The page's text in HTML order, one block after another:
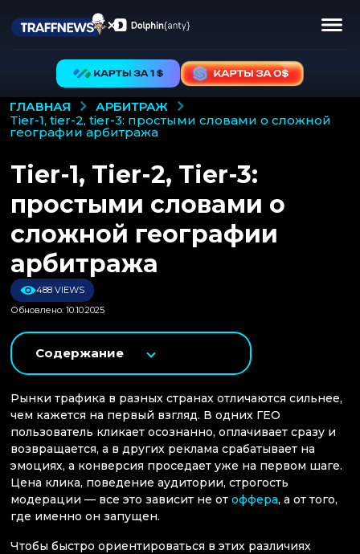
ГЛАВНАЯ
АРБИТРАЖ
tier-1, tier-2, tier-3: простыми словами о сложной
географии арбитража
Tier-1, Tier-2, Tier-3:
простыми словами о
сложной географии
арбитража
488 VIEWS
Обновлено: 10.10.2025
Содержание
Рынки трафика в разных странах отличаются сильнее,
чем кажется на первый взгляд. В одних ГЕО
пользователь кликает осознанно, оплачивает сразу и
возвращается, а в других реклама срабатывает на
эмоциях, а конверсия проседает уже на первом шаге.
Цена клика, поведение аудитории, строгость
модерации — все это зависит не от оффера, а от того,
где именно он запущен.
Чтобы быстро ориентироваться в этих различиях